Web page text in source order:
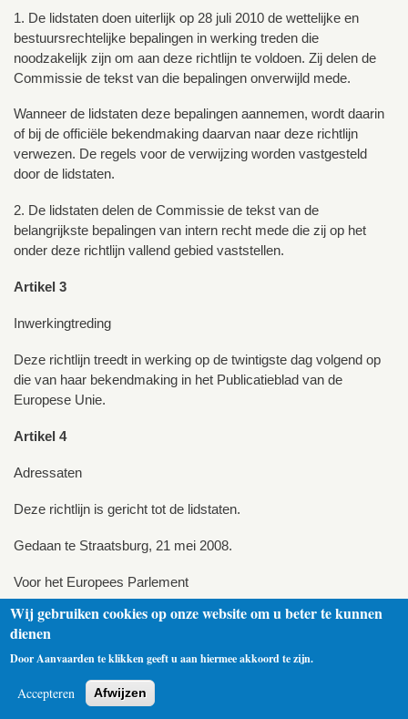
1. De lidstaten doen uiterlijk op 28 juli 2010 de wettelijke en
bestuursrechtelijke bepalingen in werking treden die
noodzakelijk zijn om aan deze richtlijn te voldoen. Zij delen de
Commissie de tekst van die bepalingen onverwijld mede.
Wanneer de lidstaten deze bepalingen aannemen, wordt daarin
of bij de officiële bekendmaking daarvan naar deze richtlijn
verwezen. De regels voor de verwijzing worden vastgesteld
door de lidstaten.
2. De lidstaten delen de Commissie de tekst van de
belangrijkste bepalingen van intern recht mede die zij op het
onder deze richtlijn vallend gebied vaststellen.
Artikel 3
Inwerkingtreding
Deze richtlijn treedt in werking op de twintigste dag volgend op
die van haar bekendmaking in het Publicatieblad van de
Europese Unie.
Artikel 4
Adressaten
Deze richtlijn is gericht tot de lidstaten.
Gedaan te Straatsburg, 21 mei 2008.
Voor het Europees Parlement
De voorzitter
H.-G. Pöttering
Voor de Raad
Wij gebruiken cookies op onze website om u beter te kunnen
dienen
Door Aanvaarden te klikken geeft u aan hiermee akkoord te zijn.
Accepteren Afwijzen